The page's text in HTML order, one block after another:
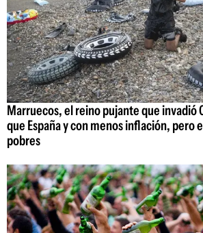
Marruecos, el reino pujante que invadió
que España y con menos inflación, pero
pobres